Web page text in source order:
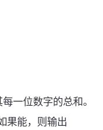
一位数字的总和。
果能，则输出